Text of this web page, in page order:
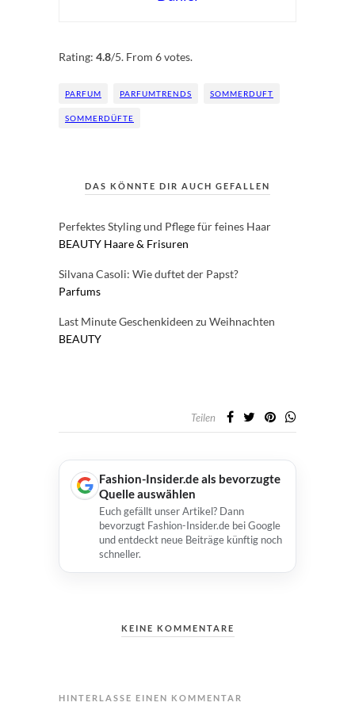
Rating: 4.8/5. From 6 votes.
PARFUM PARFUMTRENDS SOMMERDUFT
SOMMERDÜFTE
DAS KÖNNTE DIR AUCH GEFALLEN
Perfektes Styling und Pflege für feines Haar
BEAUTY Haare & Frisuren
Silvana Casoli: Wie duftet der Papst?
Parfums
Last Minute Geschenkideen zu Weihnachten
BEAUTY
Teilen
Fashion-Insider.de als bevorzugte
Quelle auswählen
Euch gefällt unser Artikel? Dann
bevorzugt Fashion-Insider.de bei Google
und entdeckt neue Beiträge künftig noch
schneller.
KEINE KOMMENTARE
HINTERLASSE EINEN KOMMENTAR